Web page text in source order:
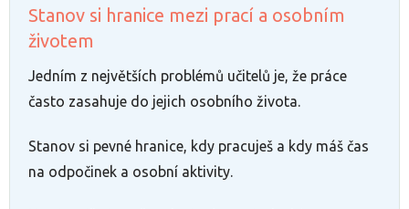
Stanov si hranice mezi prací a osobním
životem
Jedním z největších problémů učitelů je, že práce
často zasahuje do jejich osobního života.
Stanov si pevné hranice, kdy pracuješ a kdy máš čas
na odpočinek a osobní aktivity.